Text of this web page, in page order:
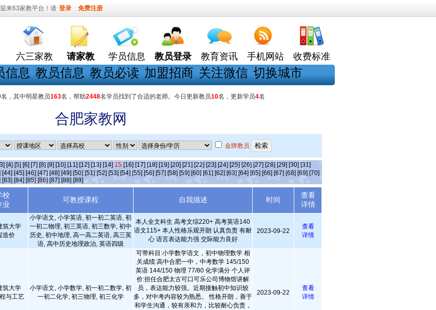
来63家教平台！请 登录 免费注册
六三家教 请家教 学员信息 教员登录 教育资讯 手机网站 收费标准
信息 教员信息 教员必读 加盟招商 关注微信 切换城市
名，其中明星教员163名，帮助2448名学员找到了合适的老师。今日更新教员10名，更新学员4名
合肥家教网
金牌教员
[4] [5] [6] [7] [8] [9] [10] [11] [12] [13] [14] 15 [16] [17] [18] [19] [20] [21] [22] [23] [24] [25] [26] [27] [28] [29] [30] [31]
[44] [45] [46] [47] [48] [49] [50] [51] [52] [53] [54] [55] [56] [57] [58] [59] [60] [61] [62] [63] [64] [65] [66] [67] [68] [69] [70]
[83] [84] [85] [86] [87] [88] [89]
校
业
可教授课程 自我描述 时间
查看
详情
筑大学
造价
小学语文, 小学英语, 初一初二英语, 初
一初二物理, 初三英语, 初三数学, 初中
历史, 初中地理, 高一高二英语, 高三英
语, 高中历史地理政治, 英语四级
本人全文科生 高考文综220+ 高考英语140
语文115+ 本人性格乐观开朗 认真负责 有耐
心 语言表达能力强 交际能力良好
2023-09-22
查看
详情
筑大学
与工艺
小学语文, 小学数学, 初一初二数学, 初
一初二化学, 初三物理, 初三化学
可带科目:小学数学语文，初中物理数学 相
关成绩:高中合肥一中，中考数学 145/150
英语 144/150 物理 77/80 化学满分 个人评
价:担任合肥太古可口可乐公司博物馆讲解
员，表达能力较强。近期接触初中知识较
多，对中考内容较为熟悉。 性格开朗，善于
和学生沟通，较有亲和力，比较耐心负责，
2023-09-22
查看
详情